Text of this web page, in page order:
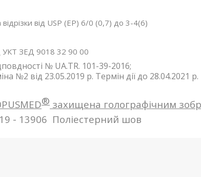
від USP (EP) 6/0 (0,7) до 3-4(6)
ЗЕД 9018 32 90 00
№ UA.TR. 101-39-2016;
№2 від 23.05.2019 р. Термін дії до 28.04.2021 р.
® захищена голографічним
- 13906 Поліестерний шов